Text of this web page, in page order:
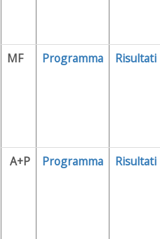
MF Programma Risultati
A+P Programma Risultati